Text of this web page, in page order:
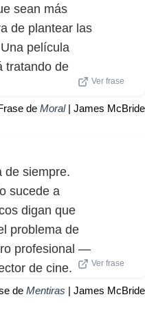
sean más
de plantear las
película
tratando de
Ver frase
de Moral| James McBride
de siempre.
sucede a
digan que
problema de
profesional —
de cine.
Ver frase
de Mentiras | James McBride